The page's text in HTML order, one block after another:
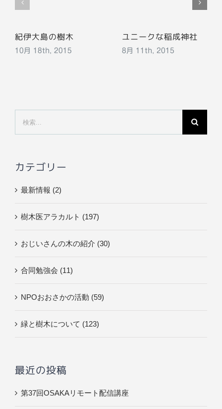
紀伊大島の樹木
10月 18th, 2015
ユニークな稲成神社
8月 11th, 2015
索
カテゴリー
最新情報 (2)
樹木医アラカルト (197)
おじいさんの木の紹介 (30)
合同勉強会 (11)
NPOおおさかの活動 (59)
緑と樹木について (123)
最近の投稿
第37回OSAKAリモート配信講座